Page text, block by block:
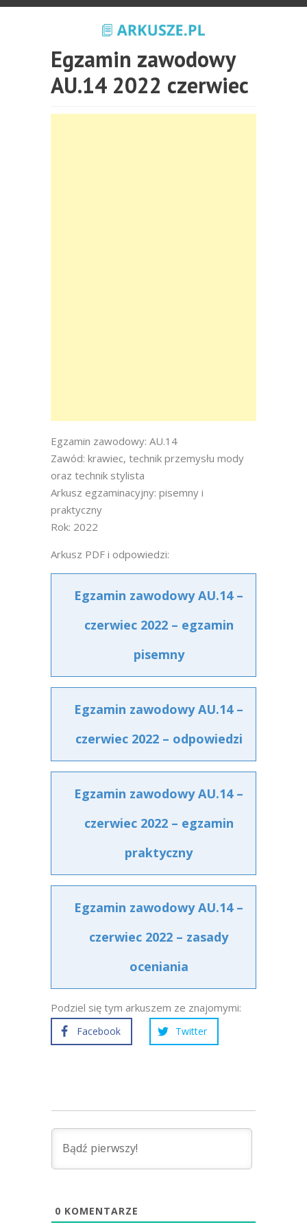
Egzamin zawodowy
AU.14 2022 czerwiec
Egzamin zawodowy: AU.14
Zawód: krawiec, technik przemysłu mody
oraz technik stylista
Arkusz egzaminacyjny: pisemny i
praktyczny
Rok: 2022
Arkusz PDF i odpowiedzi:
Egzamin zawodowy AU.14 –
czerwiec 2022 – egzamin
pisemny
Egzamin zawodowy AU.14 –
czerwiec 2022 – odpowiedzi
Egzamin zawodowy AU.14 –
czerwiec 2022 – egzamin
praktyczny
Egzamin zawodowy AU.14 –
czerwiec 2022 – zasady
oceniania
Podziel się tym arkuszem ze znajomymi:
Facebook Twitter
0 KOMENTARZE